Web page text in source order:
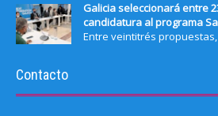
Galicia seleccionará entre
candidatura al programa
Entre veintitrés
Contacto